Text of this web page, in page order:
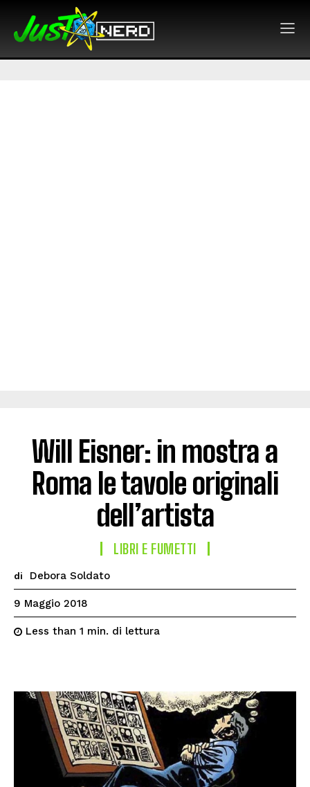
Will Eisner: in mostra a
Roma le tavole originali
dell’artista
LIBRI E FUMETTI
di Debora Soldato
9 Maggio 2018
Less than 1 min. di lettura